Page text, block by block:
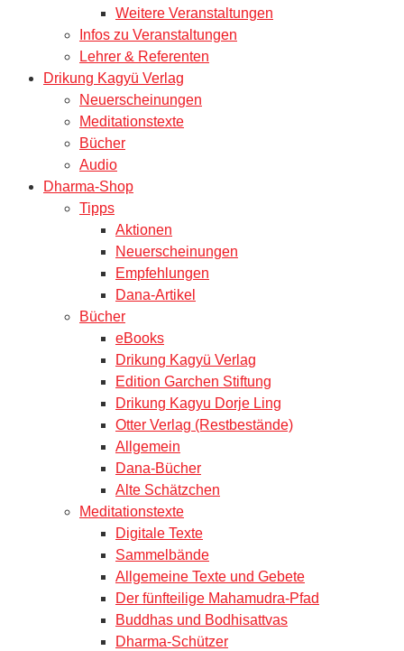
Weitere Veranstaltungen
Infos zu Veranstaltungen
Lehrer & Referenten
Drikung Kagyü Verlag
Neuerscheinungen
Meditationstexte
Bücher
Audio
Dharma-Shop
Tipps
Aktionen
Neuerscheinungen
Empfehlungen
Dana-Artikel
Bücher
eBooks
Drikung Kagyü Verlag
Edition Garchen Stiftung
Drikung Kagyu Dorje Ling
Otter Verlag (Restbestände)
Allgemein
Dana-Bücher
Alte Schätzchen
Meditationstexte
Digitale Texte
Sammelbände
Allgemeine Texte und Gebete
Der fünfteilige Mahamudra-Pfad
Buddhas und Bodhisattvas
Dharma-Schützer